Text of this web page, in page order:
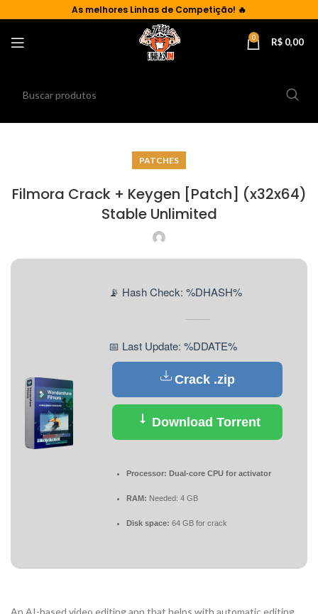
As melhores Linhas de Competição! 🔥
0 R$ 0,00
PATCHES
Filmora Crack + Keygen [Patch] (x32x64)
Stable Unlimited
📡 Hash Check: %DHASH%
📅 Last Update: %DDATE%
Crack .zip
Download Torrent
Processor: Dual-core CPU for activator
RAM: Needed: 4 GB
Disk space: 64 GB for crack
An AI-based video editing app that helps with automatic editing